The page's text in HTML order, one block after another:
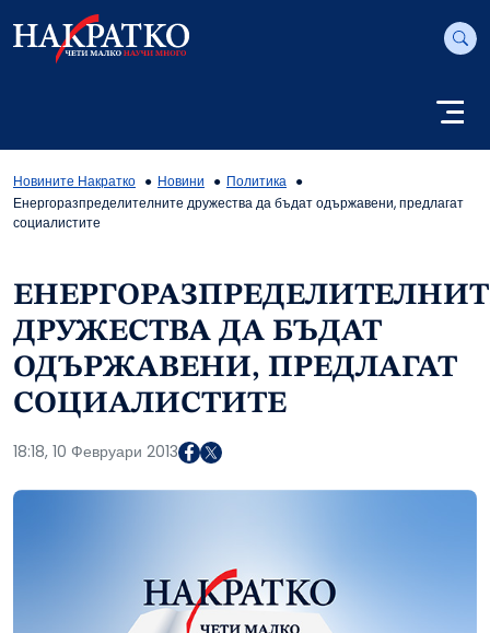
Новините Накратко Новини
Политика
Енергоразпределителните дружества да бъдат одържавени, предлагат
социалистите
ДРУЖЕСТВА ДА БЪДАТ
ОДЪРЖАВЕНИ, ПРЕДЛАГАТ
СОЦИАЛИСТИТЕ
18:18, 10 Февруари 2013